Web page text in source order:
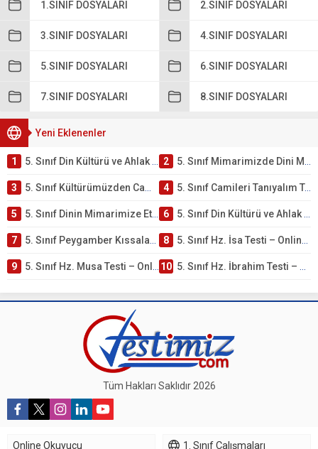
1.SINIF DOSYALARI 2.SINIF DOSYALARI
3.SINIF DOSYALARI 4.SINIF DOSYALARI
5.SINIF DOSYALARI 6.SINIF DOSYALARI
7.SINIF DOSYALARI 8.SINIF DOSYALARI
Yeni Eklenenler
1 5. Sınıf Din Kültürü ve Ahlak Bilgisi 4. Ünite: Mimarimizde Dini Motifler Çalışmaları 2 5. Sınıf Mimarimizde Dini Motifler Ünite Testi – Online Çöz
3 5. Sınıf Kültürümüzden Cami Örnekleri Testi – Online Çöz 4 5. Sınıf Camileri Tanıyalım Testi – Online Çöz
5 5. Sınıf Dinin Mimarimize Etkisi Testi – Online Çöz 6 5. Sınıf Din Kültürü ve Ahlak Bilgisi 4. Ünite: Peygamber Kıssaları Çalışmaları
7 5. Sınıf Peygamber Kıssaları Ünite Testi – Online Çöz 8 5. Sınıf Hz. İsa Testi – Online Çöz
9 5. Sınıf Hz. Musa Testi – Online Çöz 10 5. Sınıf Hz. İbrahim Testi – Online Çöz
Tüm Hakları Saklıdır 2026
Online Okuyucu 1. Sınıf Çalışmaları